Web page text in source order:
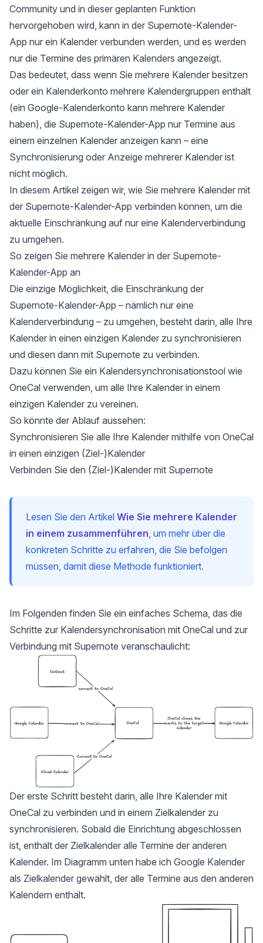
Community und in dieser geplanten Funktion
hervorgehoben wird, kann in der Supernote-Kalender-
App nur ein Kalender verbunden werden, und es werden
nur die Termine des primären Kalenders angezeigt.
Das bedeutet, dass wenn Sie mehrere Kalender besitzen
oder ein Kalenderkonto mehrere Kalendergruppen enthält
(ein Google-Kalenderkonto kann mehrere Kalender
haben), die Supernote-Kalender-App nur Termine aus
einem einzelnen Kalender anzeigen kann – eine
Synchronisierung oder Anzeige mehrerer Kalender ist
nicht möglich.
In diesem Artikel zeigen wir, wie Sie mehrere Kalender mit
der Supernote-Kalender-App verbinden können, um die
aktuelle Einschränkung auf nur eine Kalenderverbindung
zu umgehen.
So zeigen Sie mehrere Kalender in der Supernote-
Kalender-App an
Die einzige Möglichkeit, die Einschränkung der
Supernote-Kalender-App – nämlich nur eine
Kalenderverbindung – zu umgehen, besteht darin, alle Ihre
Kalender in einen einzigen Kalender zu synchronisieren
und diesen dann mit Supernote zu verbinden.
Dazu können Sie ein Kalendersynchronisationstool wie
OneCal verwenden, um alle Ihre Kalender in einem
einzigen Kalender zu vereinen.
So könnte der Ablauf aussehen:
Synchronisieren Sie alle Ihre Kalender mithilfe von OneCal
in einen einzigen (Ziel-)Kalender
Verbinden Sie den (Ziel-)Kalender mit Supernote
Lesen Sie den Artikel Wie Sie mehrere Kalender
in einem zusammenführen, um mehr über die
konkreten Schritte zu erfahren, die Sie befolgen
müssen, damit diese Methode funktioniert.
Im Folgenden finden Sie ein einfaches Schema, das die
Schritte zur Kalendersynchronisation mit OneCal und zur
Verbindung mit Supernote veranschaulicht:
Der erste Schritt besteht darin, alle Ihre Kalender mit
OneCal zu verbinden und in einem Zielkalender zu
synchronisieren. Sobald die Einrichtung abgeschlossen
ist, enthält der Zielkalender alle Termine der anderen
Kalender. Im Diagramm unten habe ich Google Kalender
als Zielkalender gewählt, der alle Termine aus den anderen
Kalendern enthält.